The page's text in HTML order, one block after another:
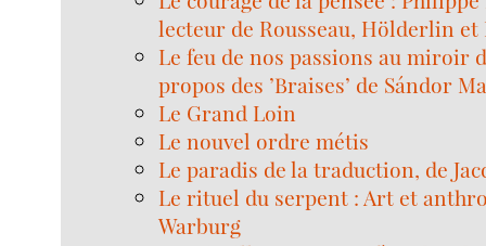
lecteur de Rousseau, Hölderlin et
Le feu de nos passions au miroir
propos des ’Braises’ de Sándor
Le Grand Loin
Le nouvel ordre métis
Le paradis de la traduction, de
Le rituel du serpent : Art et
Warburg